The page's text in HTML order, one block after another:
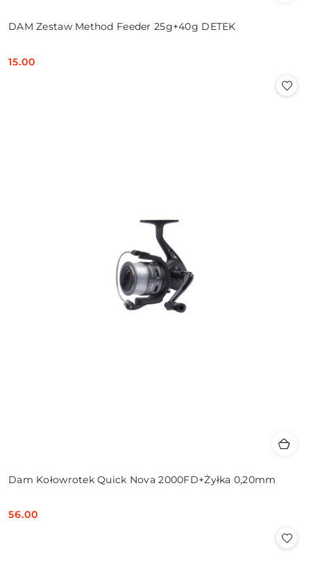
DAM Zestaw Method Feeder 25g+40g DETEK
Cena:
15.00
Dam Kołowrotek Quick Nova 2000FD+Żyłka 0,20mm
Cena:
56.00